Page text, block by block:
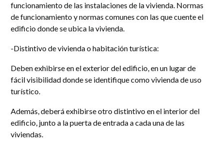
funcionamiento de las instalaciones de la vivienda. Normas
de funcionamiento y normas comunes con las que cuente el
edificio donde se ubica la vivienda.
-Distintivo de vivienda o habitación turística:
Deben exhibirse en el exterior del edificio, en un lugar de
fácil visibilidad donde se identifique como vivienda de uso
turístico.
Además, deberá exhibirse otro distintivo en el interior del
edificio, junto a la puerta de entrada a cada una de las
viviendas.